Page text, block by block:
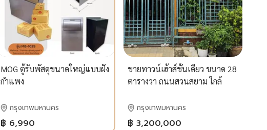
MOG ตู้รับพัสดุขนาดใหญ่แบบฝัง
กำแพง
กรุงเทพมหานคร
฿ 6,990
ขายทาวน์เฮ้าส์ชั้นเดียว ขนาด 28
ตารางวา ถนนสวนสยาม ใกล้
กรุงเทพมหานคร
฿ 3,200,000